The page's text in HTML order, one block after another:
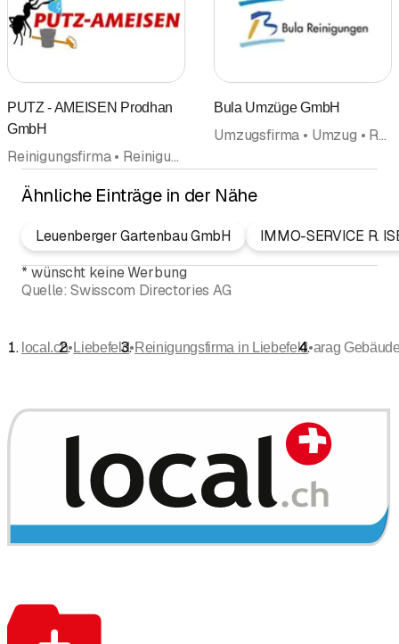
PUTZ - AMEISEN Prodhan
GmbH
Reinigungsfirma • Reinigungsunternehmung • Gebäudereinigung • Wohnungsreinigung • Hauswartungen Liegenschaftenservice • Gerüste
Bula Umzüge GmbH
Umzugsfirma • Umzug • Reinigungsfirma • Reinigungsunternehmung • Entsorgung Recycling • Möbellagerung • Transporte • Räumungen • Verpackungen Verpackungsmaterialien
Ähnliche Einträge in der Nähe
Leuenberger Gartenbau GmbH
IMMO-SERVICE R.
*wünscht keine Werbung
Quelle: Swisscom Directories AG
local.ch• Liebefeld•Reinigungsfirma in Liebefeld•arag